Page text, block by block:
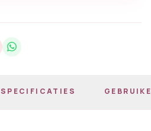
SPECIFICATIES